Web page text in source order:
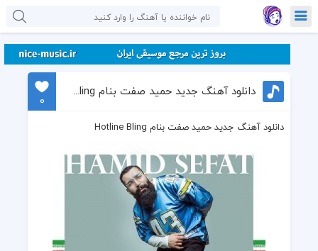
دانلود آهنگ جدید حمید صفت بنام Hotline Bling
0
دانلود آهنگ جدید حمید صفت بنام Hotline Bling